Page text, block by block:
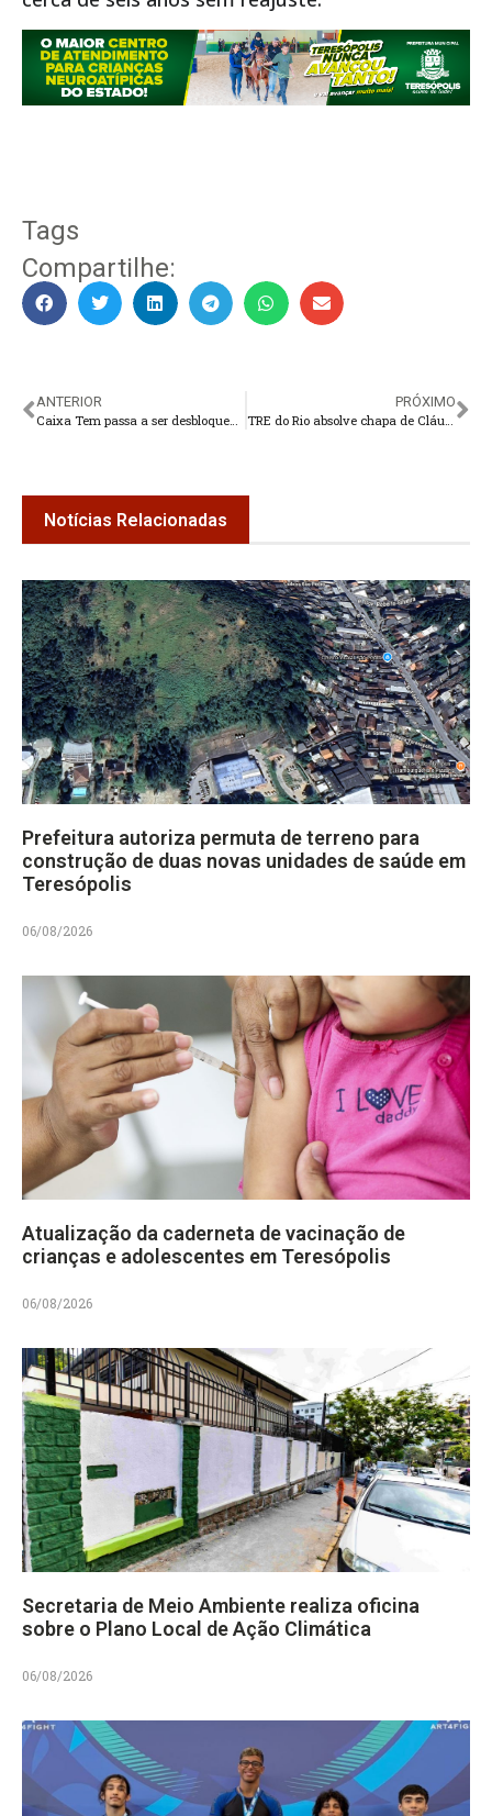
Tags
Compartilhe:
ANTERIOR
Caixa Tem passa a ser desbloqueado pelo WhatsApp
PRÓXIMO
TRE do Rio absolve chapa de Cláudio Castro em ação por gastos em 2022
Notícias Relacionadas
Prefeitura autoriza permuta de terreno para
construção de duas novas unidades de saúde em
Teresópolis
06/08/2026
Atualização da caderneta de vacinação de
crianças e adolescentes em Teresópolis
06/08/2026
Secretaria de Meio Ambiente realiza oficina
sobre o Plano Local de Ação Climática
06/08/2026